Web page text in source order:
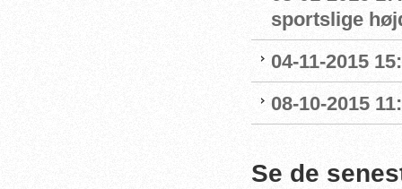
sportslige
04-11-2015
08-10-2015
Se de